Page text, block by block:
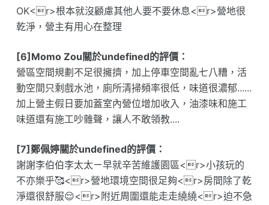
OK<r>根本就沒顧慮其他人要不要休息<r>營地很
乾淨，營主有用心在整理
[6]Momo Zou關於undefined的評價：
營區空間規劃不足很擁擠，加上停車空間亂七八糟，活
動空間只剩戲水池，廁所清掃頻率很低，味道很濃郁......
加上營主假日要加蓋室內營位增加收入，油漆味和施工
味道還有施工吵雜聲，讓人不敢領教....
[7]鄭佩婷關於undefined的評價：
謝謝李伯伯李太太ㄧ早就辛苦維護園區<r>小孩玩的
不亦樂乎🥰<r>營地環境空間很足夠<r>房間除了乾
淨還很舒服😌<r>附近周圍還能走走繞繞<r>迫不急